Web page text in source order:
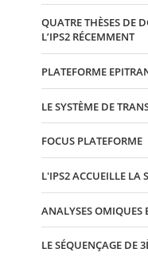
QUATRE THÈSES DE
L’IPS2 RÉCEMMENT
PLATEFORME
LE SYSTÈME DE
FOCUS PLATEFORME
L'IPS2 ACCUEILLE LA
ANALYSES OMIQUES
LE SÉQUENÇAGE DE